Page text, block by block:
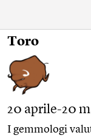
Toro
20 aprile-20
I gemmologi